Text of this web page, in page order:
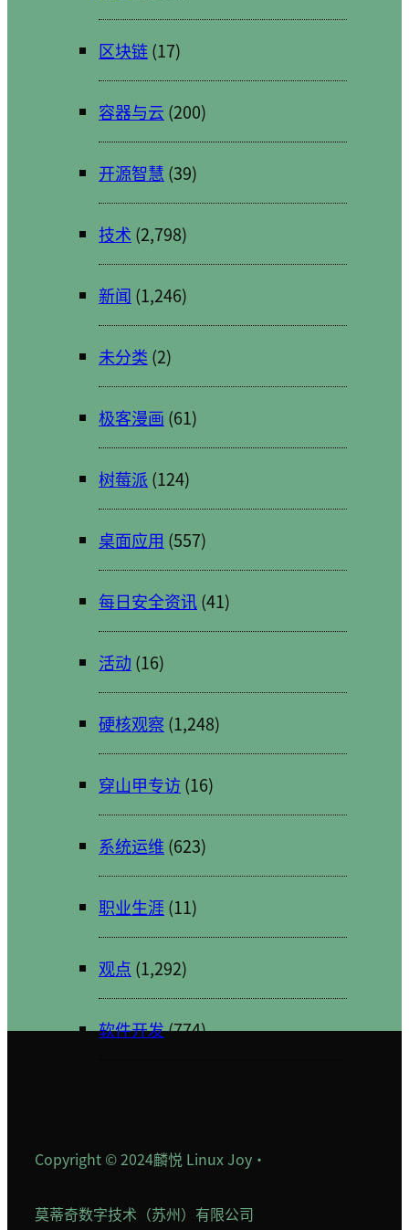
区块链(17)
容器与云 (200)
开源智慧 (39)
技术 (2,798)
新闻 (1,246)
未分类 (2)
极客漫画 (61)
树莓派 (124)
桌面应用 (557)
每日安全资讯(41)
活动 (16)
硬核观察 (1,248)
穿山甲专访(16)
系统运维(623)
职业生涯(11)
观点 (1,292)
软件开发(774)
Copyright © 2024麟悦 Linux Joy ·
莫蒂奇数字技术（苏州）有限公司